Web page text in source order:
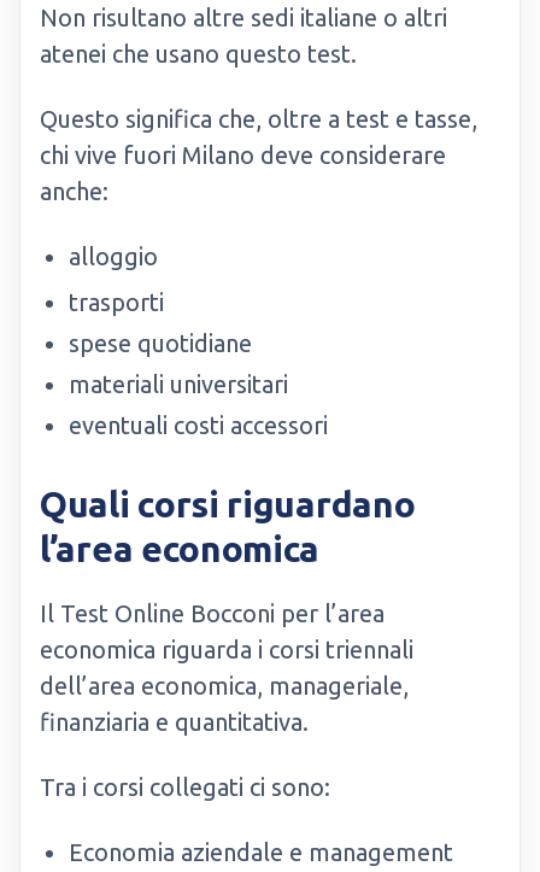
Non risultano altre sedi italiane o altri
atenei che usano questo test.
Questo significa che, oltre a test e tasse,
chi vive fuori Milano deve considerare
anche:
alloggio
trasporti
spese quotidiane
materiali universitari
eventuali costi accessori
Quali corsi riguardano
l’area economica
Il Test Online Bocconi per l’area
economica riguarda i corsi triennali
dell’area economica, manageriale,
finanziaria e quantitativa.
Tra i corsi collegati ci sono:
Economia aziendale e management